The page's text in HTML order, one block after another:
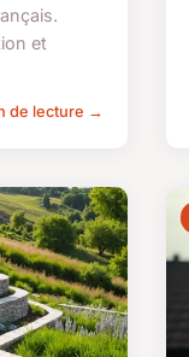
et
de lecture →